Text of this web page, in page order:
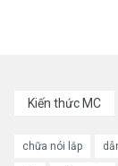
Kiến thức MC
chữa nói lắp